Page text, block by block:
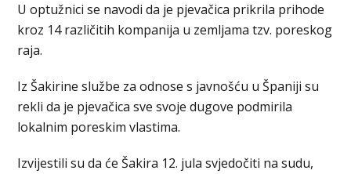
U optužnici se navodi da je pjevačica prikrila prihode
kroz 14 različitih kompanija u zemljama tzv. poreskog
raja.
Iz Šakirine službe za odnose s javnošću u Španiji su
rekli da je pjevačica sve svoje dugove podmirila
lokalnim poreskim vlastima.
Izvijestili su da će Šakira 12. jula svjedočiti na sudu,